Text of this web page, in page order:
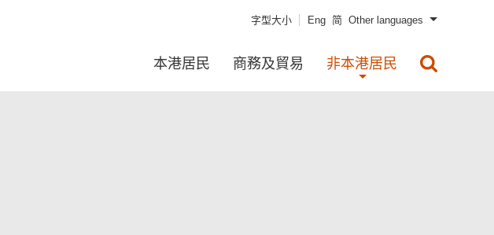
字型大小 Eng 简 Other languages
本港居民 商務及貿易 非本港居民